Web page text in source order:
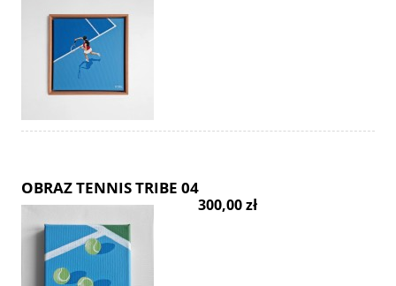
OBRAZ TENNIS TRIBE 04
300,00 zł